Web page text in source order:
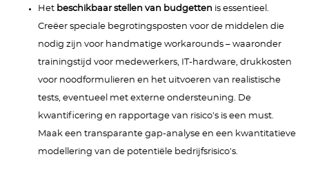
Het beschikbaar stellen van budgetten is essentieel.
Creëer speciale begrotingsposten voor de middelen die
nodig zijn voor handmatige workarounds – waaronder
trainingstijd voor medewerkers, IT-hardware, drukkosten
voor noodformulieren en het uitvoeren van realistische
tests, eventueel met externe ondersteuning. De
kwantificering en rapportage van risico's is een must.
Maak een transparante gap-analyse en een kwantitatieve
modellering van de potentiële bedrijfsrisico's.